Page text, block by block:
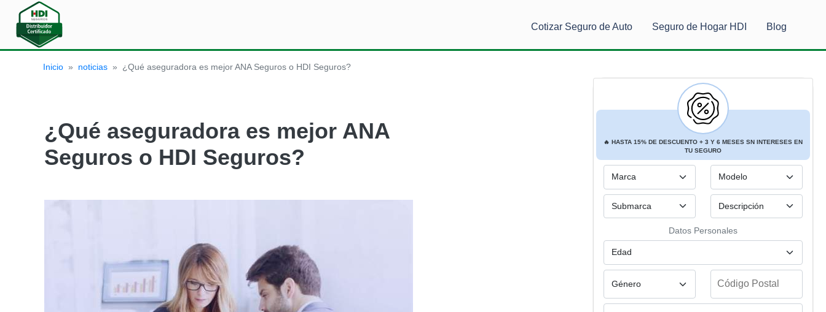
Cotizar Seguro de Auto Seguro de Hogar HDI Blog
Auto
Seguro
Hogar
Inicio » noticias » ¿Qué aseguradora es mejor ANA Seguros o HDI Seguros?
¿Qué aseguradora es mejor ANA
Seguros o HDI Seguros?
🔥 HASTA 15% DE DESCUENTO + 3 Y 6 MESES SN INTERESES EN
TU SEGURO
Datos Personales